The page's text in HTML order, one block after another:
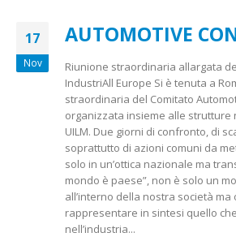
17
Nov
AUTOMOTIVE
Riunione straordinaria allargata
IndustriAll Europe Si è tenuta a
straordinaria del Comitato
organizzata insieme alle strutture
UILM. Due giorni di confronto, di
soprattutto di azioni comuni da
solo in un’ottica nazionale ma
mondo è paese”, non è solo un
all’interno della nostra società ma
rappresentare in sintesi quello
nell’industria...